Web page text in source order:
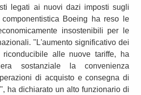
legati ai nuovi dazi imposti sugli
Boeing ha reso le
insostenibili per le
"L'aumento significativo dei
riconducibile alle nuove tariffe, ha
sostanziale la convenienza
di acquisto e consegna di
ha dichiarato un alto funzionario di